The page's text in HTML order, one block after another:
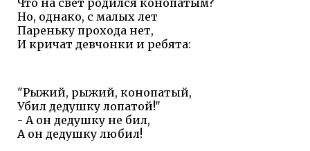
Но, однако, с малых лет
Пареньку прохода нет,
И кричат девчонки и ребята:
"Рыжий, рыжий, конопатый,
Убил дедушку лопатой!"
- А он дедушку не бил,
А он дедушку любил!